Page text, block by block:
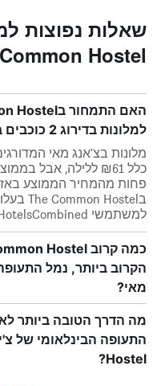
Common Hostel
למלונות בדירוג 2 כוכבים בצ'אנג מאי?
פחות מהמחיר הממוצע
למשתמשי HotelsCombined המתכננים לבקר בצ'אנג מאי.
הקרוב ביותר, נמל
מאי?
מה הדרך הטובה ביותר
Hostel?